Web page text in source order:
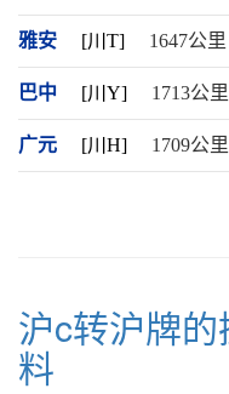
雅安 [川T] 1647公里
巴中 [川Y] 1713公
广元 [川H] 1709公
沪c转沪牌
料